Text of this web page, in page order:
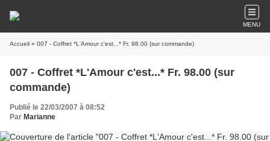
MENU
Accueil » 007 - Coffret *L'Amour c'est...* Fr. 98.00 (sur commande)
007 - Coffret *L'Amour c'est...* Fr. 98.00 (sur
commande)
Publié le 22/03/2007 à 08:52
Par Marianne